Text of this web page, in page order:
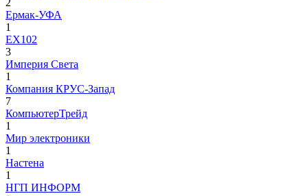
Ермак-УФА
1
ЕХ102
3
Империя Света
1
Компания КРУС-Запад
7
КомпьютерТрейд
1
Мир электроники
1
Настена
1
НГП ИНФОРМ